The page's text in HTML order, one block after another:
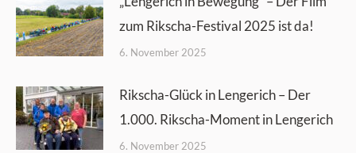
zum Rikscha-Festival 2025 ist da!
6. November 2025
Rikscha-Glück in Lengerich – Der
1.000. Rikscha-Moment in Lengerich
6. November 2025